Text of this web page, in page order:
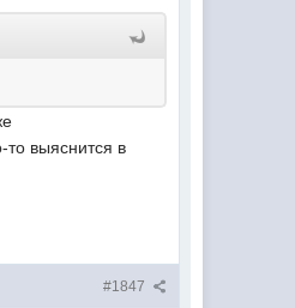
то выяснится в
#1847